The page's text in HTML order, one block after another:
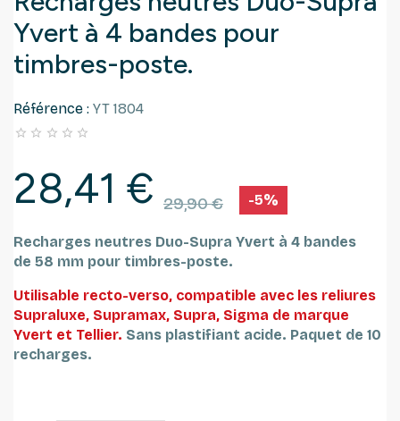
Yvert à 4 bandes pour
timbres-poste.
Référence : YT 1804
    
28,41 € 29,90 € -5%
Recharges neutres Duo-Supra Yvert à 4 bandes
de 58 mm pour timbres-poste.
Utilisable recto-verso, compatible avec les reliures
Supraluxe, Supramax, Supra, Sigma de marque
Yvert et Tellier. Sans plastifiant acide. Paquet de 10
recharges.